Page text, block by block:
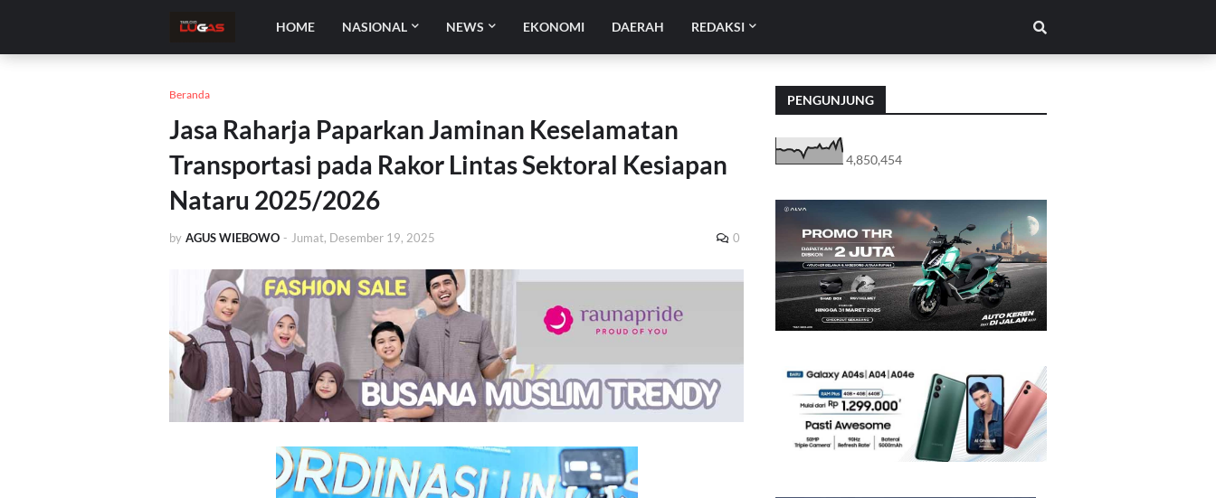
HOME NASIONAL NEWS EKONOMI DAERAH REDAKSI
Beranda
Jasa Raharja Paparkan Jaminan Keselamatan
Transportasi pada Rakor Lintas Sektoral Kesiapan
Nataru 2025/2026
by AGUS WIEBOWO - Jumat, Desember 19, 2025 0
PENGUNJUNG
4,850,454